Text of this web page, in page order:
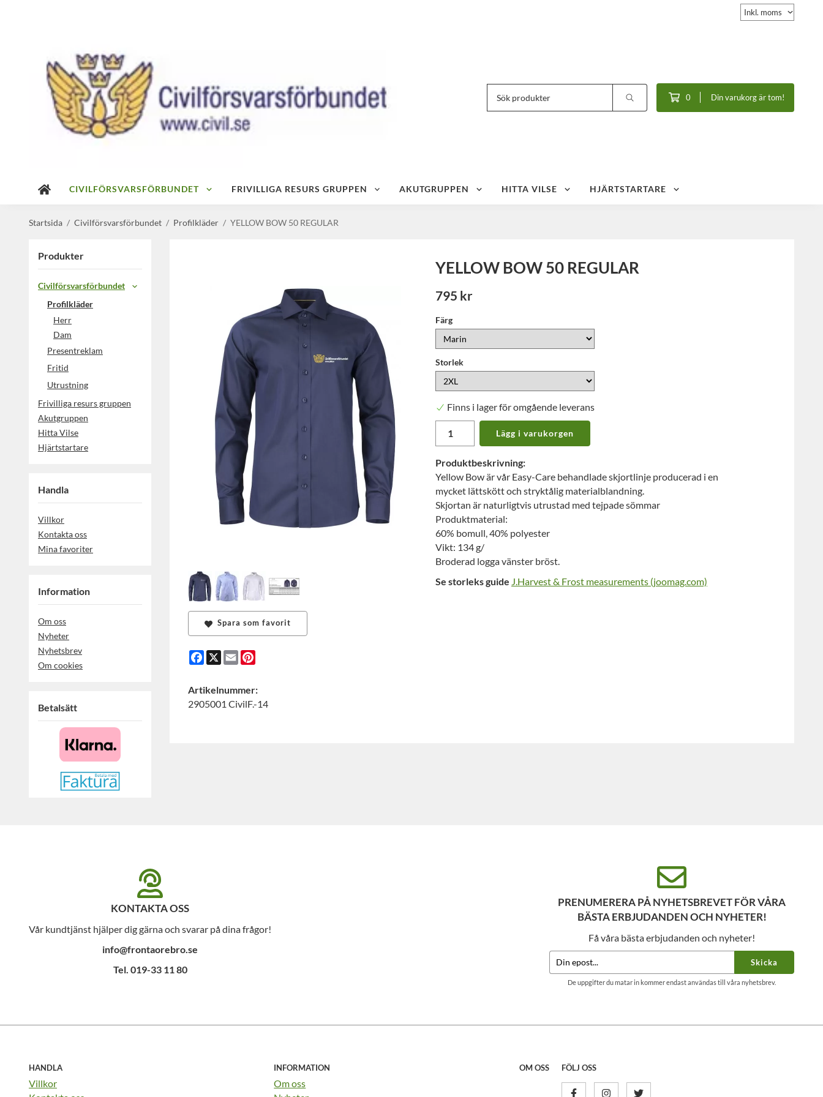
0 Din varukorg är tom!
CIVILFÖRSVARSFÖRBUNDET FRIVILLIGA RESURS GRUPPEN AKUTGRUPPEN HITTA VILSE HJÄRTSTARTARE
Startsida / Civilförsvarsförbundet / Profilkläder / YELLOW BOW 50 REGULAR
Produkter
Civilförsvarsförbundet
Profilkläder
Herr
Dam
Presentreklam
Fritid
Utrustning
Frivilliga resurs gruppen
Akutgruppen
Hitta Vilse
Hjärtstartare
Handla
Villkor
Kontakta oss
Mina favoriter
Information
Om oss
Nyheter
Nyhetsbrev
Om cookies
Betalsätt
YELLOW BOW 50 REGULAR
795 kr
Färg
Storlek
Finns i lager för omgående leverans
Lägg i varukorgen
Produktbeskrivning:
Yellow Bow är vår Easy-Care behandlade skjortlinje producerad i en
mycket lättskött och stryktålig materialblandning.
Skjortan är naturligtvis utrustad med tejpade sömmar
Produktmaterial:
60% bomull, 40% polyester
Vikt: 134 g/
Broderad logga vänster bröst.
Se storleks guide J.Harvest & Frost measurements (joomag.com)
Spara som favorit
Facebook
X Email
Artikelnummer:
2905001 CivilF.-14
KONTAKTA OSS
Vår kundtjänst hjälper dig gärna och svarar på dina frågor!
info@frontaorebro.se
Tel. 019-33 11 80
PRENUMERERA PÅ NYHETSBREVET FÖR VÅRA
BÄSTA ERBJUDANDEN OCH NYHETER!
Få våra bästa erbjudanden och nyheter!
Skicka
De uppgifter du matar in kommer endast användas till våra nyhetsbrev.
HANDLA
Villkor
INFORMATION
Om oss
OM OSS FÖLJ OSS